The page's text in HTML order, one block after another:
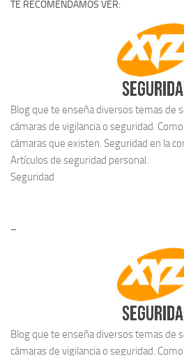
TE RECOMENDAMOS VER:
Blog que te enseña diversos temas de
cámaras de vigilancia o seguridad.
cámaras que existen. Seguridad en la
Artículos de seguridad personal.
Seguridad
–
Blog que te enseña diversos temas de
cámaras de vigilancia o seguridad.